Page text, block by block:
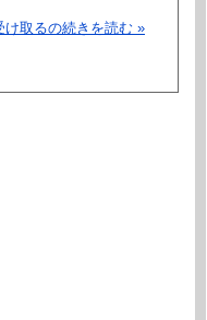
取るの続きを読む »